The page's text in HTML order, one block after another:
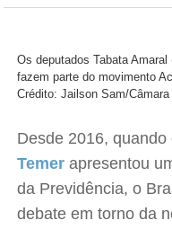
Os deputados Tabata
fazem parte do movimento
Crédito: Jailson Sam/
Desde 2016,
Temer apresentou
da Previdência, o
debate em torno da